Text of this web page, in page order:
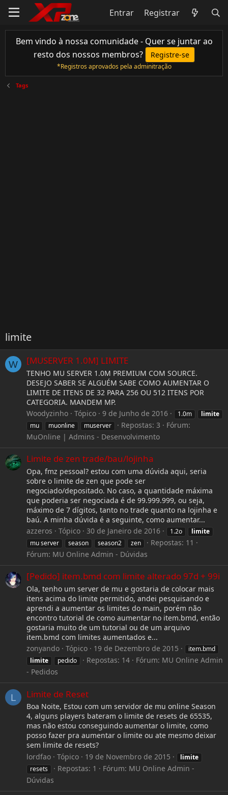
Entrar Registrar
Bem vindo à nossa comunidade - Quer se juntar ao
resto dos nossos membros?
Registre-se
*Registros aprovados pela adminitração
Tags
limite
W [MUSERVER 1.0M] LIMITE
TENHO MU SERVER 1.0M PREMIUM COM SOURCE.
DESEJO SABER SE ALGUÉM SABE COMO AUMENTAR O
LIMITE DE ITENS DE 32 PARA 256 OU 512 ITENS POR
CATEGORIA. MANDEM MP.
Woodyzinho
Tópico 9 de Junho de 2016 1.0m
limite
mu
muonline muserver Repostas: 3
Fórum:
MuOnline | Admins - Desenvolvimento
Limite de zen trade/bau/lojinha
Opa, fmz pessoal? estou com uma dúvida aqui, seria
sobre o limite de zen que pode ser
negociado/depositado. No caso, a quantidade máxima
que poderia ser negociada é de 99.999.999, ou seja,
máximo de 7 dígitos, tanto no trade quanto na lojinha e
baú. A minha dúvida é a seguinte, como aumentar...
azzeros
Tópico 30 de Janeiro de 2016 1.2o
limite
mu server
season season2 zen
Repostas: 11
Fórum: MU Online Admin - Dúvidas
[Pedido] item.bmd com limite alterado 97d + 99i
Ola, tenho um server de mu e gostaria de colocar mais
itens acima do limite permitido, andei pesquisando e
aprendi a aumentar os limites do main, porém não
encontro tutorial de como aumentar no item.bmd, então
gostaria muito de um tutorial ou de um arquivo
item.bmd com limites aumentados e...
zonyando
Tópico 19 de Dezembro de 2015
item.bmd
limite
pedido Repostas: 14 Fórum: MU Online Admin
- Pedidos
L Limite de Reset
Boa Noite, Estou com um servidor de mu online Season
4, alguns players bateram o limite de resets de 65535,
mas não estou conseguindo aumentar o limite, como
posso fazer pra aumentar o limite ou ate mesmo deixar
sem limite de resets?
lordfao
Tópico 19 de Novembro de 2015
limite
resets
Repostas: 1 Fórum: MU Online Admin -
Dúvidas